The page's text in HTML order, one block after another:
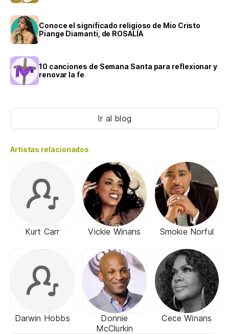
Conoce el significado religioso de Mio Cristo
Piange Diamanti, de ROSALÍA
10 canciones de Semana Santa para reflexionar y
renovar la fe
Ir al blog
Artistas relacionados
Kurt Carr Vickie Winans Smokie Norful
Darwin Hobbs
Donnie
McClurkin
Cece Winans